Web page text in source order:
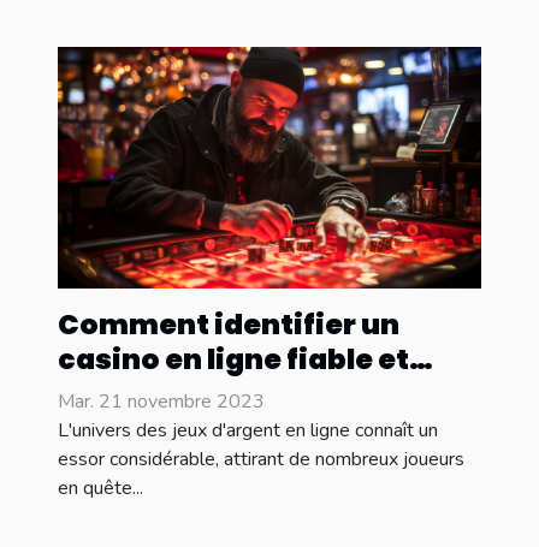
Comment identifier un
casino en ligne fiable et
sécurisé ?
Mar. 21 novembre 2023
L'univers des jeux d'argent en ligne connaît un
essor considérable, attirant de nombreux joueurs
en quête...